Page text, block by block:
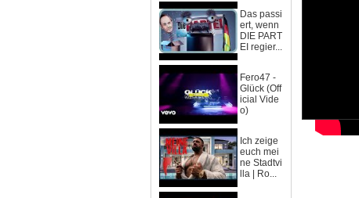
Das passi
ert, wenn
DIE PART
EI regier...
Fero47 -
Glück (Off
icial Vide
o)
Ich zeige
euch mei
ne Stadtvi
lla | Ro...